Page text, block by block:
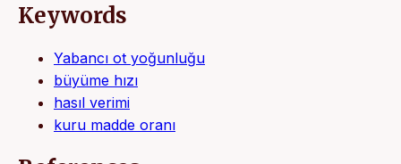
Keywords
Yabancı ot yoğunluğu
büyüme hızı
hasıl verimi
kuru madde oranı